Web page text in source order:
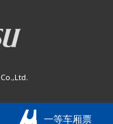
一等车厢票